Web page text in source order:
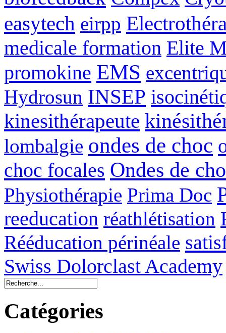
easytech eirpp
medicale formation Elite
promokine EMS
Hydrosun INSEP
kinesithérapeute
lombalgie ondes de choc
choc focales Ondes de
Physiothérapie Prima Doc
reeducation réathlétisation
Rééducation périnéale
Swiss Dolorclast Academy
Catégories